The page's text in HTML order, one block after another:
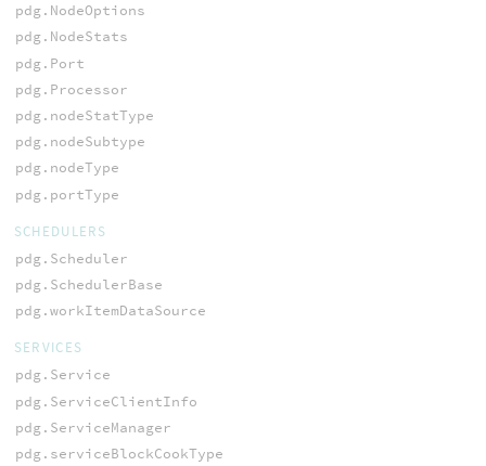
pdg.NodeOptions
pdg.NodeStats
pdg.Port
pdg.Processor
pdg.nodeStatType
pdg.nodeSubtype
pdg.nodeType
pdg.portType
SCHEDULERS
pdg.Scheduler
pdg.SchedulerBase
pdg.workItemDataSource
SERVICES
pdg.Service
pdg.ServiceClientInfo
pdg.ServiceManager
pdg.serviceBlockCookType